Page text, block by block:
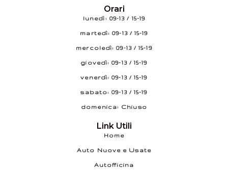
Orari
lunedì: 09–13 / 15–19
martedì: 09–13 / 15–19
mercoledì: 09–13 / 15–19
giovedì: 09–13 / 15–19
venerdì: 09–13 / 15–19
sabato: 09–13 / 15–19
domenica: Chiuso
Link Utili
Home
Auto Nuove e Usate
Autofficina